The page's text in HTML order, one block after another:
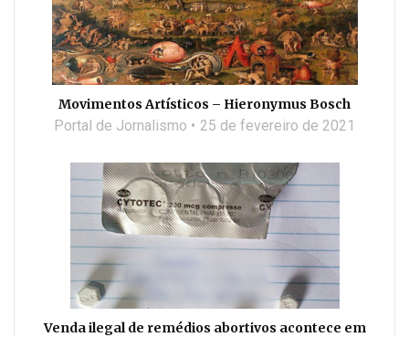
Movimentos Artísticos – Hieronymus Bosch
Portal de Jornalismo 25 de fevereiro de 2021
Venda ilegal de remédios abortivos acontece em